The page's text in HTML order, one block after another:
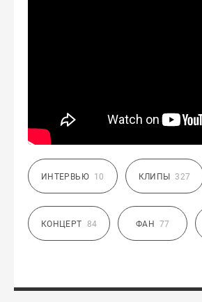
ИНТЕРВЬЮ 10 КЛИПЫ 327
КОНЦЕРТ 84 ФАН 77